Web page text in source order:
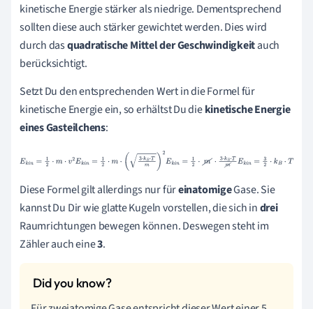
kinetische Energie stärker als niedrige. Dementsprechend
sollten diese auch stärker gewichtet werden. Dies wird
durch dasquadratische Mittel der Geschwindigkeitauch
berücksichtigt.
Setzt Du den entsprechenden Wert in die Formel für
kinetische Energie ein, so erhältst Du diekinetische Energie
eines Gasteilchens:
Ek n=12·m·v2Ek in =12·m·3·kB·Tm2E in=1 2·m·3·kB·T mEkin=3
Diese Formel gilt allerdings nur füreinatomigeGase. Sie
kannst Du Dir wie glatte Kugeln vorstellen, die sich indrei
Raumrichtungen bewegen können. Deswegen steht im
Zähler auch eine3.